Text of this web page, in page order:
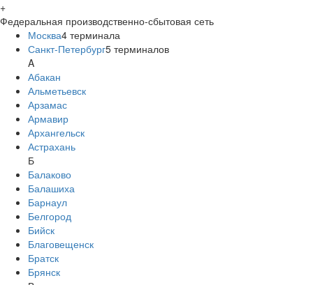
+
Федеральная производственно-сбытовая сеть
Москва4 терминала
Санкт-Петербург5 терминалов
A
Абакан
Альметьевск
Арзамас
Армавир
Архангельск
Астрахань
Б
Балаково
Балашиха
Барнаул
Белгород
Бийск
Благовещенск
Братск
Брянск